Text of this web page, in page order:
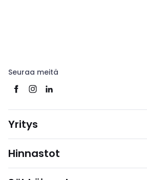
Seuraa meitä
Yritys
Hinnastot